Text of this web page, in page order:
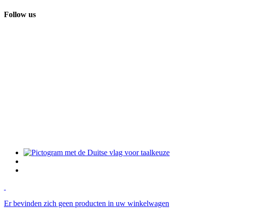
Follow us
Er bevinden zich geen producten in uw winkelwagen